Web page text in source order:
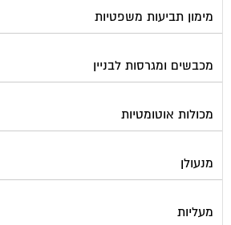
מימון תביעות משפטיות
מכבשים ומגרסות לבניין
מכולות אוטומטיות
מנעולן
מעליות